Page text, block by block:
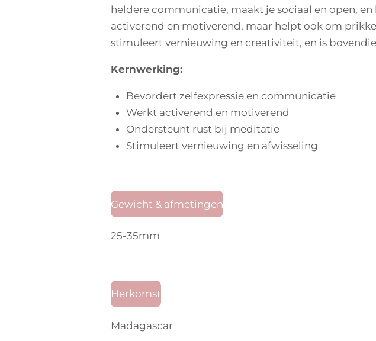
k
a
m
p
heldere communicatie, maakt je sociaal en open,
activerend en motiverend, maar helpt ook om
stimuleert vernieuwing en creativiteit, en is
Kernwerking:
Bevordert zelfexpressie en communicatie
Werkt activerend en motiverend
Ondersteunt rust bij meditatie
Stimuleert vernieuwing en afwisseling
Gewicht & afmetingen
25-35mm
Herkomst
Madagascar